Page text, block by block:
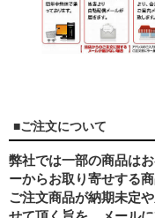
■ご注文について
弊社では一部の商品は
ーからお取り寄せする商
ご注文商品が納期未定